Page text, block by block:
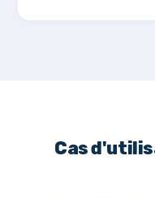
Cas